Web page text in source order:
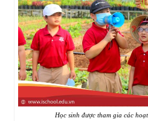
Học sinh được tham gia các